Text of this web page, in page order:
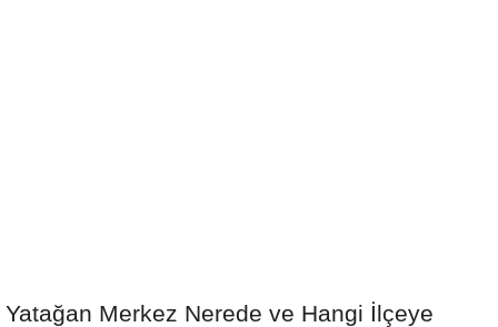
Yatağan Merkez Nerede ve Hangi İlçeye